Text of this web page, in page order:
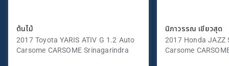
ต้นไม้
2017 Toyota YARIS ATIV G 1.2 Auto
Carsome CARSOME Srinagarindra
นิภาวรรณ เขียวสุด
2017 Honda JAZZ
Carsome